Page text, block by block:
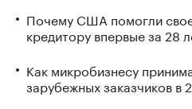
Почему США помогли
кредитору впервые за 28
Как микробизнесу
зарубежных заказчиков в